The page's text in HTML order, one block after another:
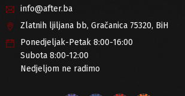
info@after.ba
Zlatnih ljiljana bb, Gračanica 75320, BiH
Ponedjeljak-Petak 8:00-16:00
Subota 8:00-12:00
Nedjeljom ne radimo